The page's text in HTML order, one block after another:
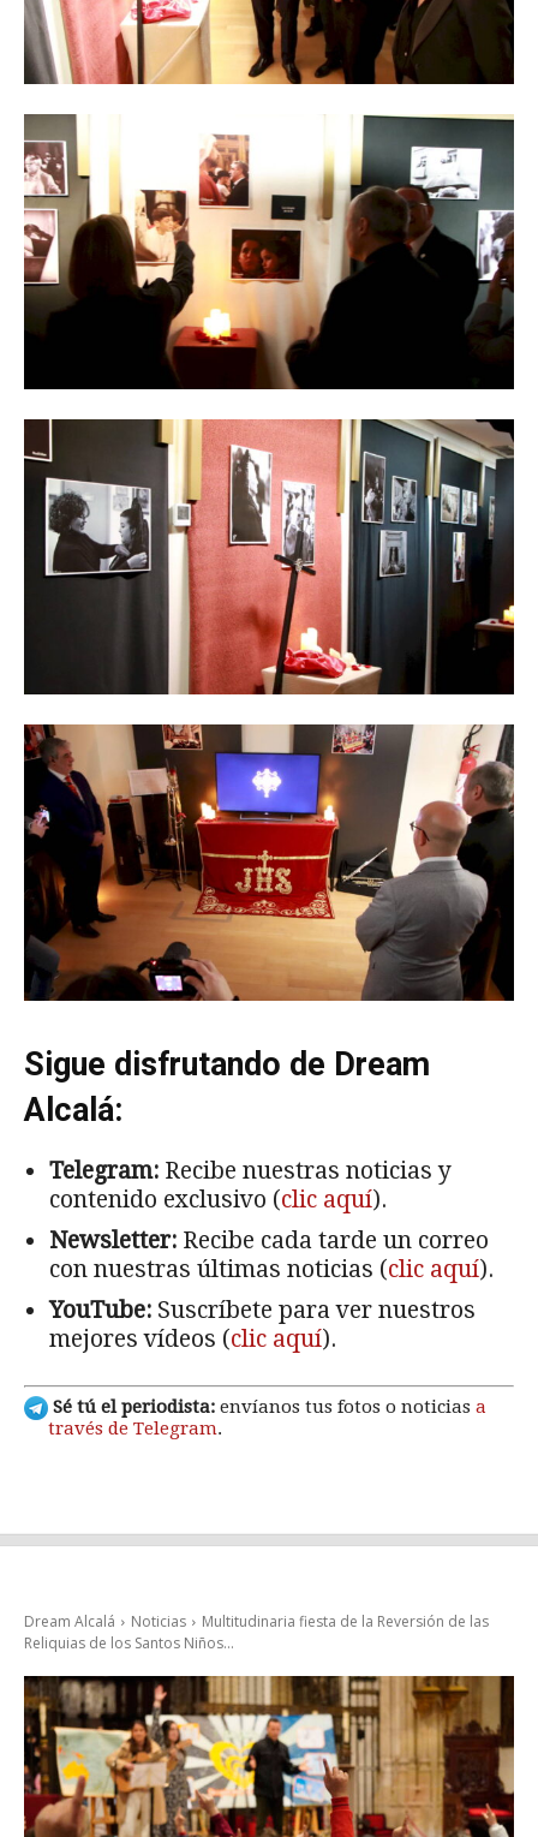
Sigue disfrutando de Dream
Alcalá:
Telegram: Recibe nuestras noticias y
contenido exclusivo (clic aquí).
Newsletter: Recibe cada tarde un correo
con nuestras últimas noticias (clic aquí).
YouTube: Suscríbete para ver nuestros
mejores vídeos (clic aquí).
Sé tú el periodista: envíanos tus fotos o noticias a
través de Telegram.